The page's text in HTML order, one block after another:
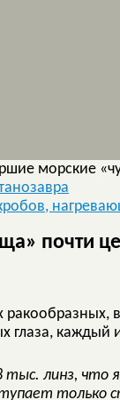
морские
почти
каждый